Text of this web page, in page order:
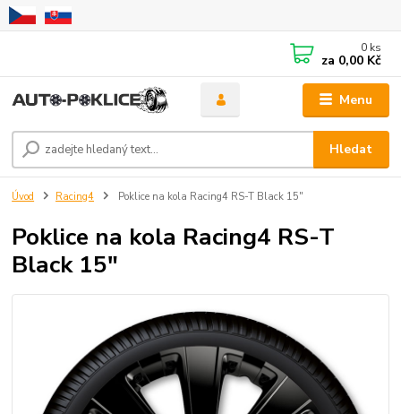
Menu
Hledat
0 ks
za 0,00 Kč
Úvod Racing4 Poklice na kola Racing4 RS-T Black 15"
Poklice na kola Racing4 RS-T
Black 15"